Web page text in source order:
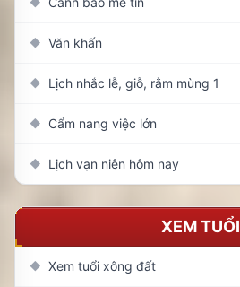
◆ Văn khấn
◆ Lịch nhắc lễ, giỗ, rằm mùng 1
◆ Cẩm nang việc lớn
◆ Lịch vạn niên hôm nay
XEM TUỔI
◆ Xem tuổi xông đất